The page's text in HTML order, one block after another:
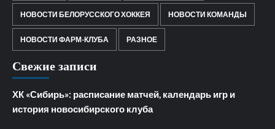
НОВОСТИ БЕЛОРУССКОГО ХОККЕЯ НОВОСТИ КОМАНДЫ
НОВОСТИ ФАРМ-КЛУБА РАЗНОЕ
Свежие записи
ХК «Сибирь»: расписание матчей, календарь игр и
история новосибирского клуба